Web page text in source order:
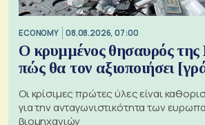
ECONOMY 08.08.2026, 07:00
Ο κρυμμένος θησαυρός
πώς θα τον αξιοποιήσει
Οι κρίσιμες πρώτες ύλες είναι
για την ανταγωνιστικότητα των
βιομηχανιών